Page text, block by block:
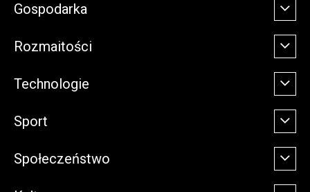
Gospodarka
Rozmaitości
Technologie
Sport
Społeczeństwo